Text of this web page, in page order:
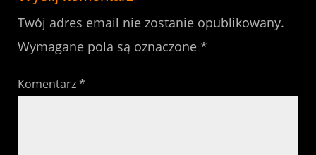
Twój adres email nie zostanie opublikowany.
Wymagane pola są oznaczone *
Komentarz*